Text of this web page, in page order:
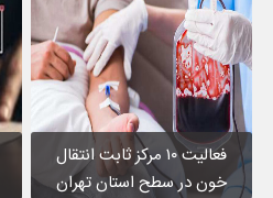
فعالیت ۱۰ مرکز ثابت انتقال
خون در سطح استان تهران